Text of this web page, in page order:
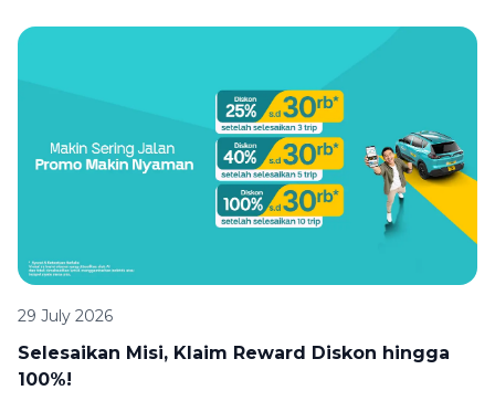
hemat! Nikmati diskon 15% hingga Rp50.000 untuk
kuliah, belanja, meeting, maupun kontrol kesehatan, Green
SM siap mengantarkanmu […]
29 July 2026
Selesaikan Misi, Klaim Reward Diskon hingga
100%!